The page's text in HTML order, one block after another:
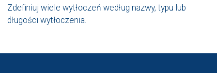
Zdefiniuj wiele wytłoczeń według nazwy, typu lub
długości wytłoczenia.